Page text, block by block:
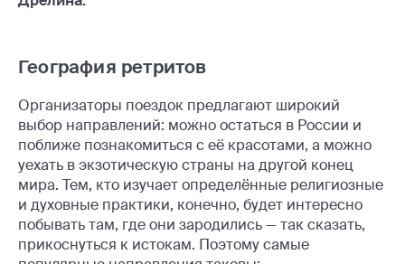
География ретритов
Организаторы поездок предлагают широкий
выбор направлений: можно остаться в России и
поближе познакомиться с её красотами, а можно
уехать в экзотическую страны на другой конец
мира. Тем, кто изучает определённые религиозные
и духовные практики, конечно, будет интересно
побывать там, где они зародились — так сказать,
прикоснуться к истокам. Поэтому самые